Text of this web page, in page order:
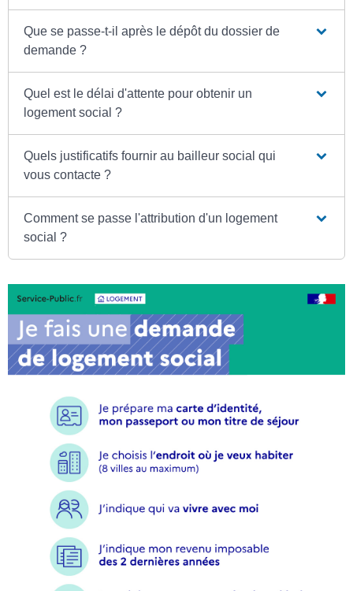
Que se passe-t-il après le dépôt du dossier de
demande ?
Quel est le délai d'attente pour obtenir un
logement social ?
Quels justificatifs fournir au bailleur social qui
vous contacte ?
Comment se passe l'attribution d'un logement
social ?